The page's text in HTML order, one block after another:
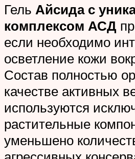
Гель Айсида с
комплексом АСД
если необходимо
осветление кожи
Состав полностью
качестве активных
используются
растительные
уменьшено